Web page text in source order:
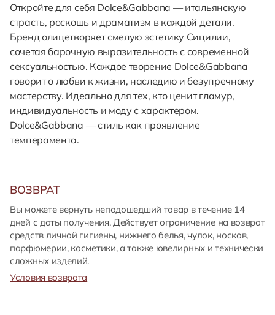
Откройте для себя Dolce&Gabbana — итальянскую
страсть, роскошь и драматизм в каждой детали.
Бренд олицетворяет смелую эстетику Сицилии,
сочетая барочную выразительность с современной
сексуальностью. Каждое творение Dolce&Gabbana
говорит о любви к жизни, наследию и безупречному
мастерству. Идеально для тех, кто ценит гламур,
индивидуальность и моду с характером.
Dolce&Gabbana — стиль как проявление
темперамента.
ВОЗВРАТ
Вы можете вернуть неподошедший товар в течение 14
дней с даты получения. Действует ограничение на возврат
средств личной гигиены, нижнего белья, чулок, носков,
парфюмерии, косметики, а также ювелирных и технически
сложных изделий.
Условия возврата